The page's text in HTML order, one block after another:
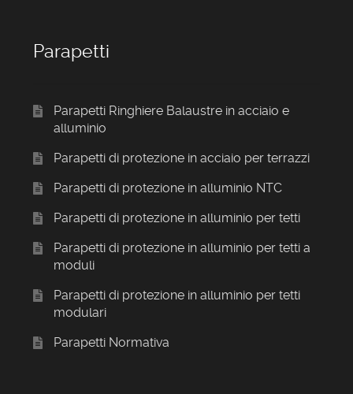
Parapetti
Parapetti Ringhiere Balaustre in acciaio e
alluminio
Parapetti di protezione in acciaio per terrazzi
Parapetti di protezione in alluminio NTC
Parapetti di protezione in alluminio per tetti
Parapetti di protezione in alluminio per tetti a
moduli
Parapetti di protezione in alluminio per tetti
modulari
Parapetti Normativa